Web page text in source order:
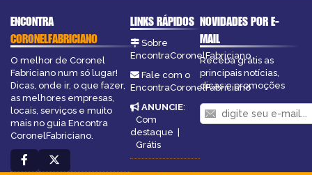
ENCONTRA
CORONELFABRICIANO
O melhor de Coronel
Fabriciano num só lugar!
Dicas, onde ir, o que fazer,
as melhores empresas,
locais, serviços e muito
mais no guia Encontra
CoronelFabriciano.
LINKS RÁPIDOS
Sobre
EncontraCoronelFabriciano
Fale com o
EncontraCoronelFabriciano
ANUNCIE:
Com
destaque |
Grátis
NOVIDADES POR E-
MAIL
Receba grátis as
principais notícias,
dicas e promoções